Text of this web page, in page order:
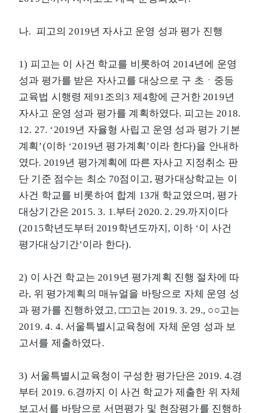
나. 피고의 2019년 자사고 운영 성과 평가 진행
1) 피고는 이 사건 학교를 비롯하여 2014년에 운영
성과 평가를 받은 자사고를 대상으로 구 초ㆍ중등
교육법 시행령 제91조의3 제4항에 근거한 2019년
자사고 운영 성과 평가를 계획하였다. 피고는 2018.
12. 27. ‘2019년 자율형 사립고 운영 성과 평가 기본
계획’(이하 ‘2019년 평가계획’이라 한다)을 안내하
였다. 2019년 평가계획에 따른 자사고 지정취소 판
단 기준 점수는 최소 70점이고, 평가대상학교는 이
사건 학교를 비롯하여 합계 13개 학교였으며, 평가
대상기간은 2015. 3. 1.부터 2020. 2. 29.까지이다
(2015학년도부터 2019학년도까지, 이하 ‘이 사건
평가대상기간’이라 한다).
2) 이 사건 학교는 2019년 평가계획 진행 절차에 따
라, 위 평가계획의 매뉴얼을 바탕으로 자체 운영 성
과 평가를 진행하였고, □□고는 2019. 3. 29., ○○고는
2019. 4. 4. 서울특별시교육청에 자체 운영 성과 보
고서를 제출하였다.
3) 서울특별시교육청이 구성한 평가단은 2019. 4.경
부터 2019. 6.경까지 이 사건 학교가 제출한 위 자체
보고서를 바탕으로 서면평가 및 현장평가를 진행하